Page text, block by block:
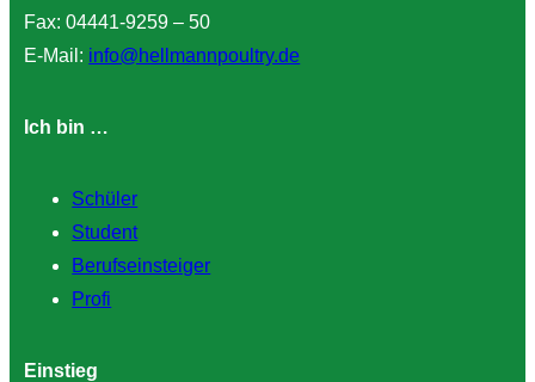
Fax: 04441-9259 – 50
E-Mail: info@hellmannpoultry.de
Ich bin …
Schüler
Student
Berufseinsteiger
Profi
Einstieg